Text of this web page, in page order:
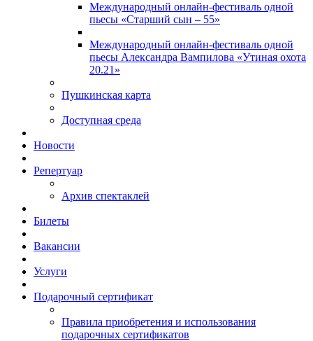
Международный онлайн-фестиваль одной
пьесы «Старший сын – 55»
Международный онлайн-фестиваль одной
пьесы Александра Вампилова «Утиная охота
20.21»
Пушкинская карта
Доступная среда
Новости
Репертуар
Архив спектаклей
Билеты
Вакансии
Услуги
Подарочный сертификат
Правила приобретения и использования
подарочных сертификатов